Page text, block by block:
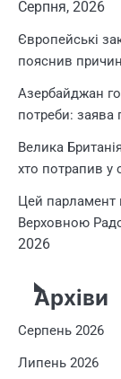
Серпня, 2026
Європейські
пояснив
Азербайджан
потреби:
Велика
хто потрапив у
Цей парламент
Верховною
2026
Архіви
Серпень 2026
Липень 2026